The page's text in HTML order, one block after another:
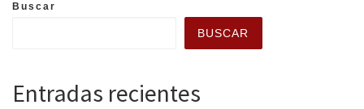
Buscar
BUSCAR
Entradas recientes